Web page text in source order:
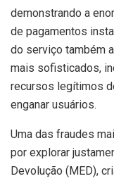
demonstrando a
de pagamentos
do serviço também
mais sofisticados,
recursos legítimos
enganar usuários.
Uma das fraudes
por explorar
Devolução (MED),